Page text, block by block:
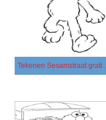
Tekenen